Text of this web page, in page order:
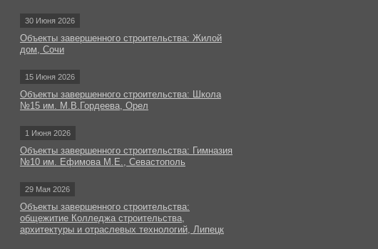
30 Июня 2026
Объекты завершенного строительства: Жилой
дом, Сочи
15 Июня 2026
Объекты завершенного строительства: Школа
№15 им. М.В.Гордеева, Орел
1 Июня 2026
Объекты завершенного строительства: Гимназия
№10 им. Ефимова М.Е., Севастополь
29 Мая 2026
Объекты завершенного строительства:
общежитие Колледжа строительства,
архитектуры и отраслевых технологий, Липецк